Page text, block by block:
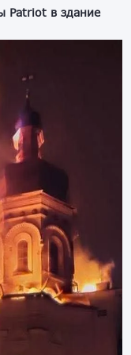
Patriot в здание